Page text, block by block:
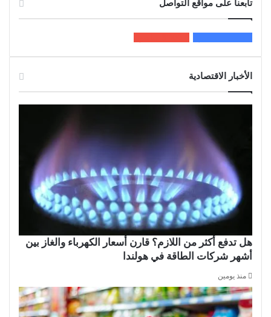
تابعنا على مواقع التواصل
الأخبار الاقتصادية
هل تدفع أكثر من اللازم؟ قارن أسعار الكهرباء والغاز بين
أشهر شركات الطاقة في هولندا
منذ يومين